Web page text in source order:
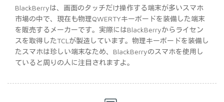
BlackBerryは、画面のタッチだけ操作する端末が多いスマホ
市場の中で、現在も物理QWERTYキーボードを装備した端末
を販売するメーカーです。実際にはBlackBerryからライセン
スを取得したTCLが製造しています。物理キーボードを装備し
たスマホは珍しい端末なため、BlackBerryのスマホを使用し
ていると周りの人に注目されますよ。